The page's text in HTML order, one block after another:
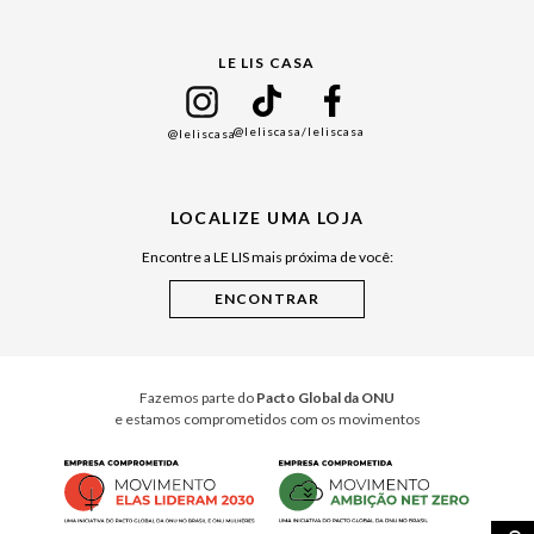
Cuidados Casa
LE LIS CASA
@leliscasa@leliscasa/leliscasa
LOCALIZE UMA LOJA
Encontre a LE LIS mais próxima de você:
Fazemos parte do Pacto Global da ONU
e estamos comprometidos com os movimentos